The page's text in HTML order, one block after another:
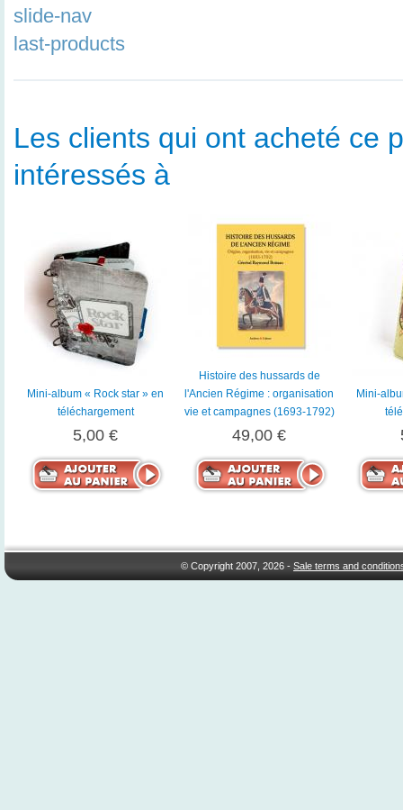
slide-nav
last-products
Les clients qui ont acheté ce
intéressés à
Mini-album « Rock star » en
téléchargement
5,00 €
Histoire des hussards de
l'Ancien Régime : organisation
vie et campagnes (1693-1792)
49,00 €
Mini-
© Copyright 2007, 2026 -Sale terms and